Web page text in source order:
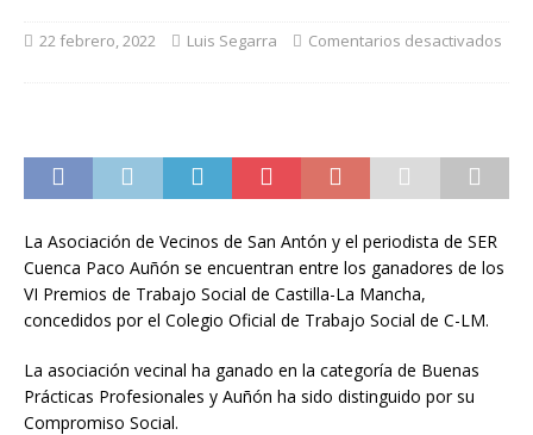
22 febrero, 2022 Luis Segarra Comentarios desactivados
La Asociación de Vecinos de San Antón y el periodista de SER
Cuenca Paco Auñón se encuentran entre los ganadores de los
VI Premios de Trabajo Social de Castilla-La Mancha,
concedidos por el Colegio Oficial de Trabajo Social de C-LM.
La asociación vecinal ha ganado en la categoría de Buenas
Prácticas Profesionales y Auñón ha sido distinguido por su
Compromiso Social.